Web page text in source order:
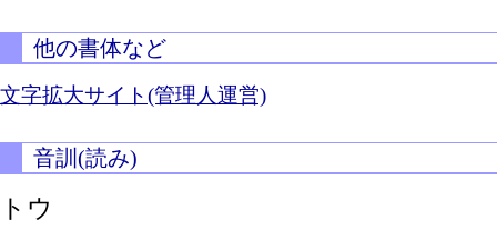
他の書体など
文字拡大サイト(管理人運営)
音訓(読み)
トウ